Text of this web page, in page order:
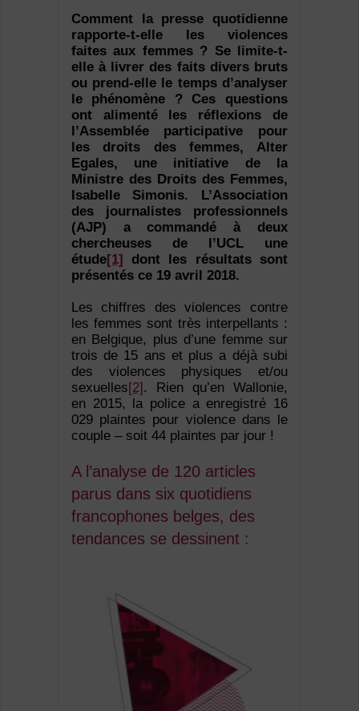
Comment la presse quotidienne
rapporte-t-elle les violences
faites aux femmes ? Se limite-t-
elle à livrer des faits divers bruts
ou prend-elle le temps d’analyser
le phénomène ? Ces questions
ont alimenté les réflexions de
l’Assemblée participative pour
les droits des femmes, Alter
Egales, une initiative de la
Ministre des Droits des Femmes,
Isabelle Simonis. L’Association
des journalistes professionnels
(AJP) a commandé à deux
chercheuses de l’UCL une
étude[1]
dont les résultats sont
présentés ce 19 avril 2018.
Les chiffres des violences contre
les femmes sont très interpellants :
en Belgique, plus d’une femme sur
trois de 15 ans et plus a déjà subi
des violences physiques et/ou
sexuelles[2] . Rien qu’en Wallonie,
en 2015, la police a enregistré 16
029 plaintes pour violence dans le
couple – soit 44 plaintes par jour !
A l’analyse de 120 articles
parus dans six quotidiens
francophones belges, des
tendances se dessinent :